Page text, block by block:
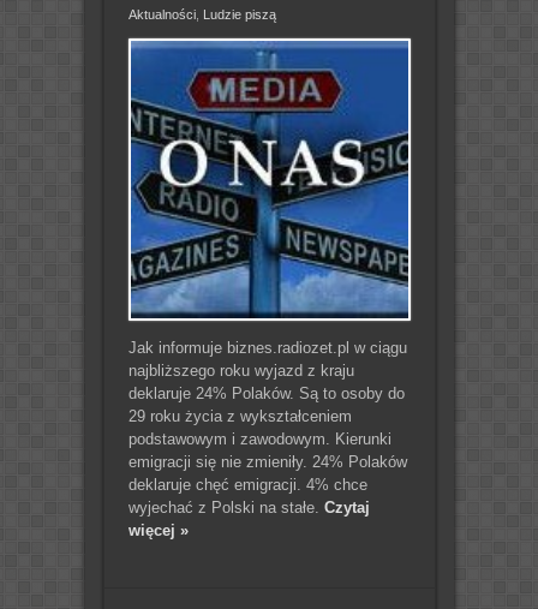
Aktualności, Ludzie piszą
Jak informuje biznes.radiozet.pl w ciągu
najbliższego roku wyjazd z kraju
deklaruje 24% Polaków. Są to osoby do
29 roku życia z wykształceniem
podstawowym i zawodowym. Kierunki
emigracji się nie zmieniły. 24% Polaków
deklaruje chęć emigracji. 4% chce
wyjechać z Polski na stałe. Czytaj
więcej »